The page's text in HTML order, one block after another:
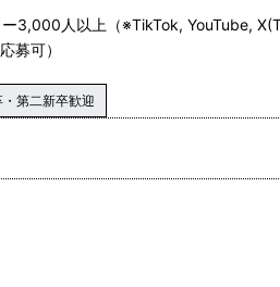
3,000人以上（※TikTok, YouTube,
募可）
・第二新卒歓迎